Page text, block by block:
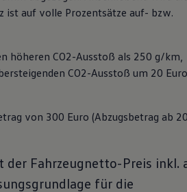
ist auf volle Prozentsätze auf- bzw.
höheren CO2-Ausstoß als 250 g/km,
CO2-Ausstoß um 20
von 300 Euro (Abzugsbetrag ab
der Fahrzeugnetto-Preis inkl.
für die